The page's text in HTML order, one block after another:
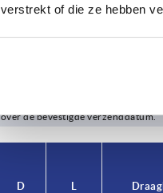
verstrekt of die ze hebben
over de bevestigde verzenddatum.
D